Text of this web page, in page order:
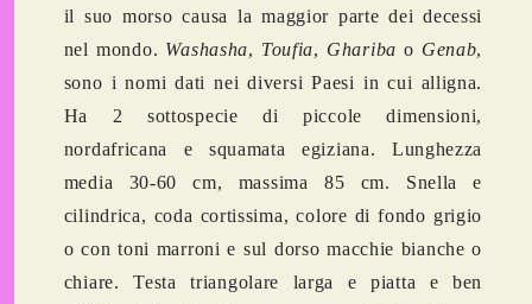
il suo morso causa la maggior parte dei decessi
nel mondo. Washasha, Toufia, Ghariba o Genab,
sono i nomi dati nei diversi Paesi in cui alligna.
Ha 2 sottospecie di piccole dimensioni,
nordafricana e squamata egiziana. Lunghezza
media 30-60 cm, massima 85 cm. Snella e
cilindrica, coda cortissima, colore di fondo grigio
o con toni marroni e sul dorso macchie bianche o
chiare. Testa triangolare larga e piatta e ben